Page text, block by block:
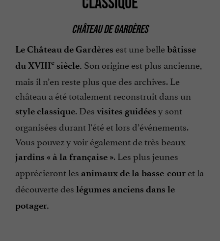
CHÂTEAU DE GARDÈRES
Le Château de Gardères est une bellebâtisse
du XVIIIe siècle. Son origine est plus ancienne,
mais il n’en reste plus que des archives. Le
château a été totalement reconstruit dans un
style classique. Des visites guidées y sont
organisées durant l’été et lors d’événements.
Vous pouvez y voir également de très beaux
jardins « à la française ». Les plus jeunes
apprécieront les animaux de la basse-cour et la
découverte des légumes anciens dans le
potager.